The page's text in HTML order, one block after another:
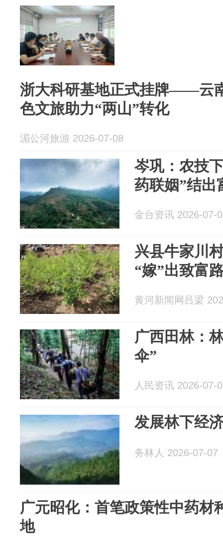
浙大科研基地正式挂牌——云
色文旅助力“两山”转化
湄公河旅游 2026-07-08
岑巩：农技
药联姻”结出
金台资讯 2026-07-
兴县牛家川
“嫁”出致富
黄河新闻网吕梁
广西田林：
伞”
人民资讯 2026-07-
发展林下经
务林人 2026-07-07
广元昭化：首笔政策性中药材
地